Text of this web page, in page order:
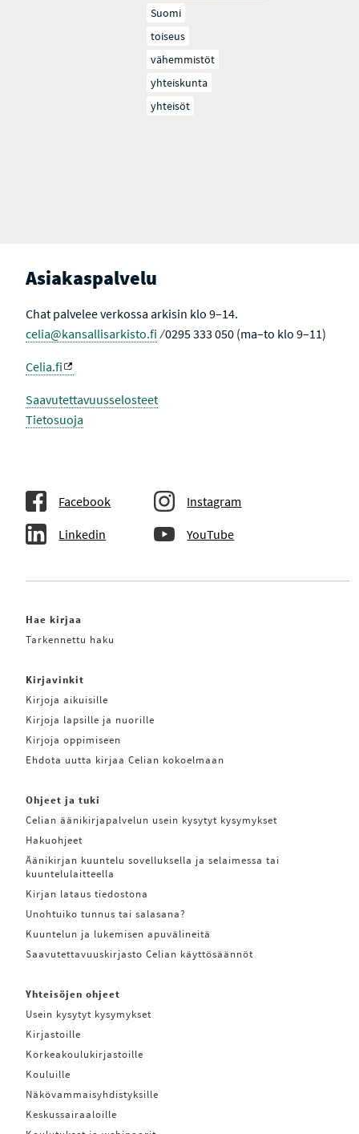
Suomi
toiseus
vähemmistöt
yhteiskunta
yhteisöt
Asiakaspalvelu
Chat palvelee verkossa arkisin klo 9–14.
celia@kansallisarkisto.fi ⁄ 0295 333 050 (ma–to klo 9–11)
Celia.fi
Saavutettavuusselosteet
Tietosuoja
Facebook Instagram
Linkedin YouTube
Hae kirjaa
Tarkennettu haku
Kirjavinkit
Kirjoja aikuisille
Kirjoja lapsille ja nuorille
Kirjoja oppimiseen
Ehdota uutta kirjaa Celian kokoelmaan
Ohjeet ja tuki
Celian äänikirjapalvelun usein kysytyt kysymykset
Hakuohjeet
Äänikirjan kuuntelu sovelluksella ja selaimessa tai
kuuntelulaitteella
Kirjan lataus tiedostona
Unohtuiko tunnus tai salasana?
Kuuntelun ja lukemisen apuvälineitä
Saavutettavuuskirjasto Celian käyttösäännöt
Yhteisöjen ohjeet
Usein kysytyt kysymykset
Kirjastoille
Korkeakoulukirjastoille
Kouluille
Näkövammaisyhdistyksille
Keskussairaaloille